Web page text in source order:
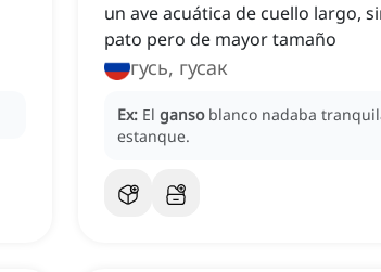
un ave acuática de cuello largo,
pato pero de mayor tamaño
гусь, гусак
Ex: El ganso blanco nadaba
estanque.